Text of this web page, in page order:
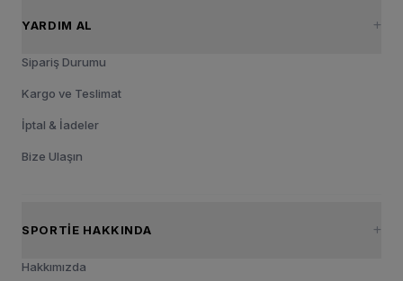
YARDIM AL
Sipariş Durumu
Kargo ve Teslimat
İptal & İadeler
Bize Ulaşın
SPORTIE HAKKINDA
Hakkımızda